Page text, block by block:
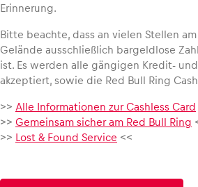
Erinnerung.
Bitte beachte, dass an vielen Stellen am
Gelände ausschließlich bargeldlose
ist. Es werden alle gängigen Kredit- und
akzeptiert, sowie die Red Bull Ring
>> Alle Informationen zur Cashless Card
>> Gemeinsam sicher am Red Bull Ring
>> Lost & Found Service <<